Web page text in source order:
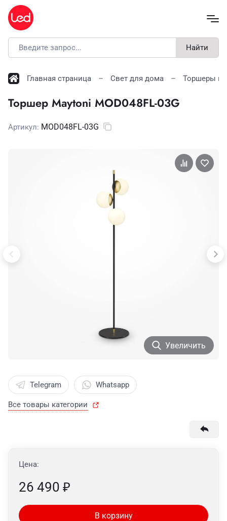
Найти
Главная страница Свет для дома Торшеры и
Торшер Maytoni MOD048FL-03G
Артикул: MOD048FL-03G
Увеличить
Telegram Whatsapp
Все товары категории
Цена:
26 490 ₽
В корзину